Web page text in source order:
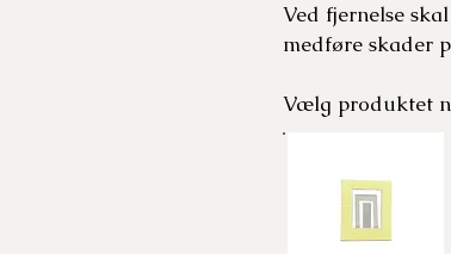
Ved fjernelse
medføre skader
Vælg produktet